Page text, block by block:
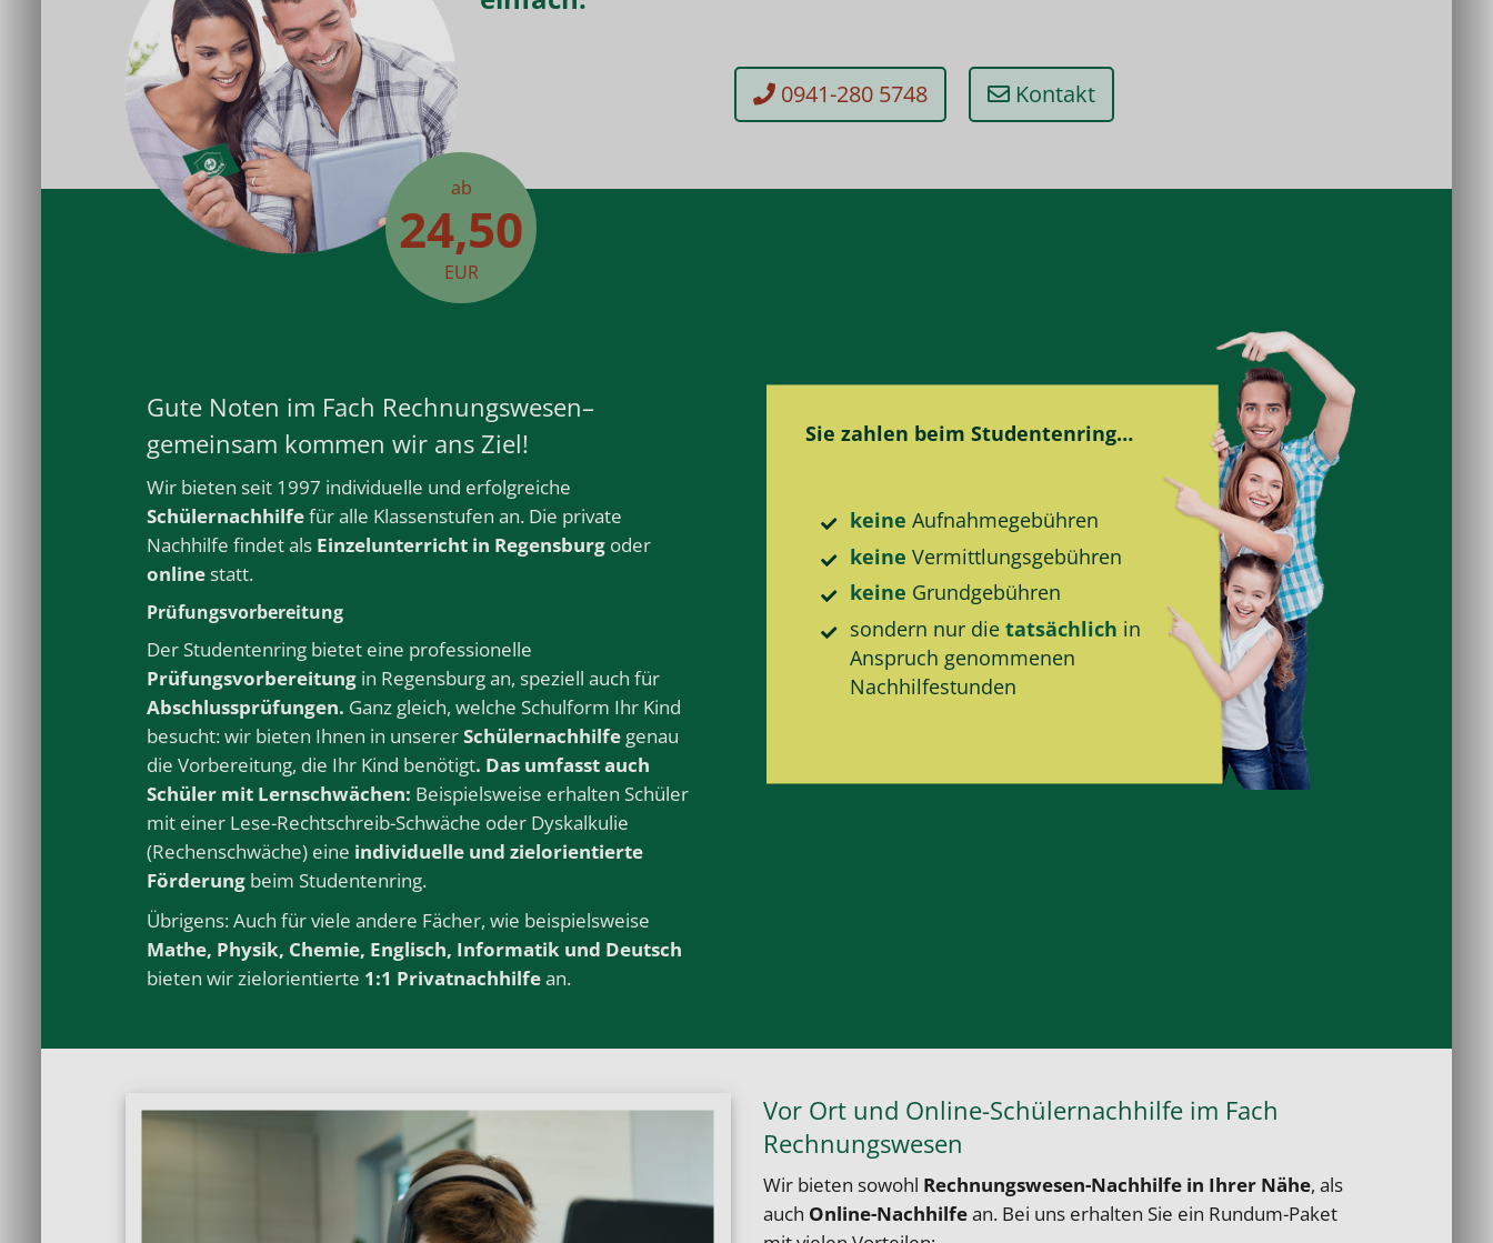
0941-280 5748 Kontakt
ab
24,50
EUR
Gute Noten im Fach Rechnungswesen–
gemeinsam kommen wir ans Ziel!
Wir bieten seit 1997 individuelle und erfolgreiche
Schülernachhilfefür alle Klassenstufen an. Die private
Nachhilfe findet als Einzelunterricht in Regensburg oder
onlinestatt.
Prüfungsvorbereitung
Der Studentenring bietet eine professionelle
Prüfungsvorbereitung in Regensburgan, speziell auch für
Abschlussprüfungen. Ganz gleich, welche Schulform Ihr Kind
besucht: wir bieten Ihnen in unsererSchülernachhilfe genau
die Vorbereitung, die Ihr Kind benötigt. Das umfasst auch
Schüler mit Lernschwächen: Beispielsweise erhalten Schüler
mit einer Lese-Rechtschreib-Schwäche oder Dyskalkulie
(Rechenschwäche) eine individuelle und zielorientierte
Förderung beim Studentenring.
Übrigens: Auch für viele andere Fächer, wie beispielsweise
Mathe, Physik, Chemie, Englisch, Informatik und Deutsch
bieten wir zielorientierte 1:1 Privatnachhilfean.
Sie zahlen beim Studentenring…
keine Aufnahme­gebühren
keine Vermittlungs­gebühren
keine Grund­gebühren
sondern nur die tatsächlich in
Anspruch genommenen
Nachhilfe­stunden
Vor Ort und Online-Schülernachhilfe im Fach
Rechnungswesen
Wir bieten sowohl Rechnungswesen-Nachhilfe in Ihrer Nähe, als
auch Online-Nachhilfean. Bei uns erhalten Sie ein Rundum-Paket